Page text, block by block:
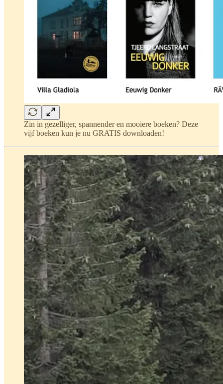
Zin in gezelliger, spannender en mooiere boeken? Deze
vijf boeken kun je nu GRATIS downloaden!